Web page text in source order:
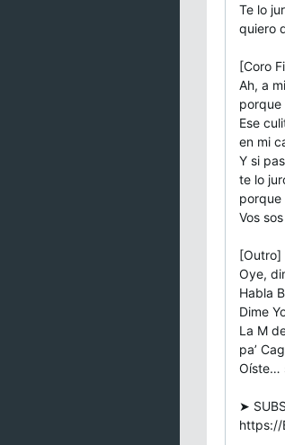
Te lo
quiero
[Coro
Ah, a
porque
Ese
en mi
Y si
te lo
porque
Vos
[Outro]
Oye,
Habla
Dime
La M
pa’
Oíste…
➤
https://